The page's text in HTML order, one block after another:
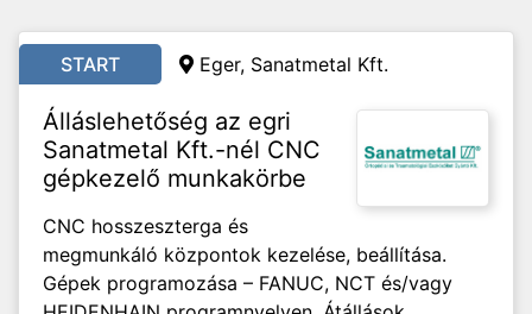
START Eger, Sanatmetal Kft.
Álláslehetőség az egri
Sanatmetal Kft.-nél CNC
gépkezelő munkakörbe
CNC hosszeszterga és
megmunkáló központok kezelése, beállítása.
Gépek programozása – FANUC, NCT és/vagy